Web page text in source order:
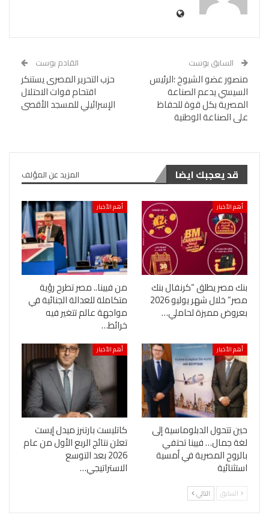
السابق بوست
منصور عضو الشيوخ ؛الرئيس
السيسي يدعم الصناعة
المصرية بكل قوة للحفاظ
على الصناعة الوطنية
القادم بوست
حزب التحرير المصرى يستنكر
اقتحام فوات الاحتلال
الإسرائيلي للمسجد الأقصى
قد يعجبك ايضا المزيد عن المؤلف
أهم الأخبار
بنك مصر يطلق “كرنفال بنك
مصر” خلال شهر يوليو 2026
بعروض مميزة لحاملي…
أهم الأخبار
من فيينا.. مصر تطرح رؤية
متكاملة للعدالة الجنائية في
مواجهة عالم تتغير فيه
خرائط…
أهم الأخبار
حين تتحول الدبلوماسية إلى
لغة جمال… فيينا تحتفي
بالروح المصرية في أمسية
استثنائية
أهم الأخبار
كاتليست بارتنرز ميدل إيست
تعلن نتائج الربع الأول من عام
2026 بعد التوسع
الاستراتيجي…
السابق التالي